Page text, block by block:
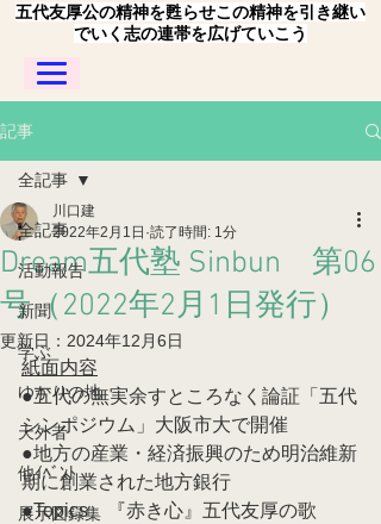
五代友厚公の精神を甦らせこの精神を引き継い
でいく志の連帯を広げていこう
記事
全記事
活動報告
新聞
学ぶ
ゆかりの地
天外者
他ｲﾍﾞﾝﾄ
展示図録集
全記事
Dream五代塾 Sinbun 第06
号（2022年2月1日発行）
川口建
2022年2月1日 読了時間: 1分
更新日： 2024年12月6日
紙面内容
●五代の無実余すところなく論証「五代
シンポジウム」大阪市大で開催
●地方の産業・経済振興のため明治維新
期に創業された地方銀行
●Topics　『赤き心』五代友厚の歌